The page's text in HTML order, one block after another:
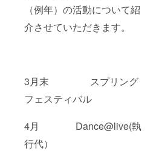
（例年）の活動について紹
介させていただきます。
3月末 スプリング
フェスティバル
4月 Dance@live(執
行代）